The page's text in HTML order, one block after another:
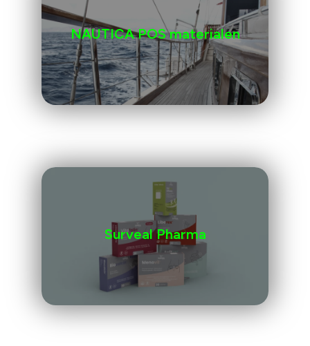
NAUTICA POS materialen
Surveal Pharma